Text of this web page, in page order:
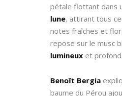
pétale flottant dans
lune, attirant tous
notes fraîches et
repose sur le musc
lumineux et
Benoît Bergia
baume du Pérou